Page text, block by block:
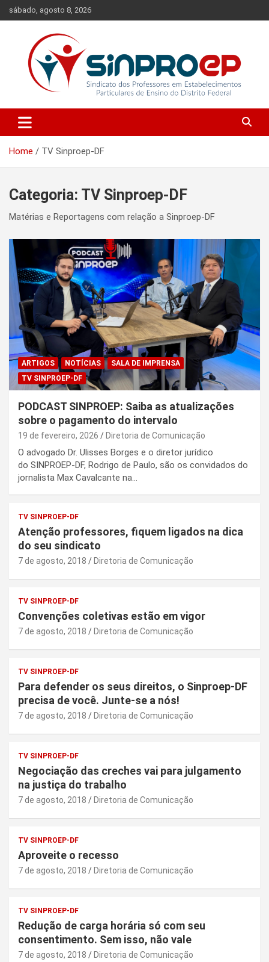
Skip
to
sábado, agosto 8, 2026
Sinproep-DF
Ensino do Distrito Federal
Home TV Sinproep-DF
Categoria: TV Sinproep-DF
Matérias e Reportagens com relação a Sinproep-DF
ARTIGOS NOTÍCIAS
SALA DE IMPRENSA
TV SINPROEP-DF
PODCAST SINPROEP: Saiba as atualizações
sobre o pagamento do intervalo
19 de fevereiro, 2026 Diretoria de Comunicação
O advogado Dr. Ulisses Borges e o diretor jurídico
do SINPROEP-DF, Rodrigo de Paulo, são os convidados do
jornalista Max Cavalcante na…
TV SINPROEP-DF
Atenção professores, fiquem ligados na dica
do seu sindicato
7 de agosto, 2018 Diretoria de Comunicação
TV SINPROEP-DF
Convenções coletivas estão em vigor
7 de agosto, 2018 Diretoria de Comunicação
TV SINPROEP-DF
Para defender os seus direitos, o Sinproep-DF
precisa de você. Junte-se a nós!
7 de agosto, 2018 Diretoria de Comunicação
TV SINPROEP-DF
Negociação das creches vai para julgamento
na justiça do trabalho
7 de agosto, 2018 Diretoria de Comunicação
TV SINPROEP-DF
Aproveite o recesso
7 de agosto, 2018 Diretoria de Comunicação
TV SINPROEP-DF
Redução de carga horária só com seu
consentimento. Sem isso, não vale
7 de agosto, 2018 Diretoria de Comunicação